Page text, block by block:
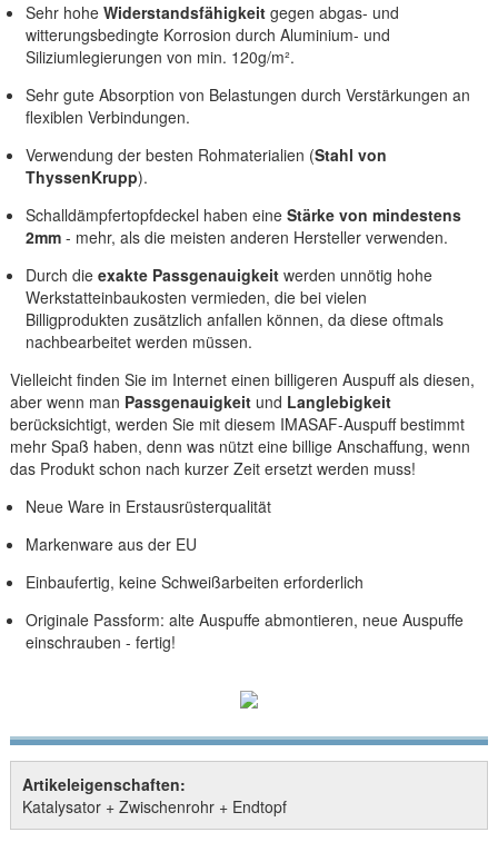
Sehr hohe Widerstandsfähigkeit gegen abgas- und
witterungsbedingte Korrosion durch Aluminium- und
Siliziumlegierungen von min. 120g/m².
Sehr gute Absorption von Belastungen durch Verstärkungen an
flexiblen Verbindungen.
Verwendung der besten Rohmaterialien (Stahl von
ThyssenKrupp).
Schalldämpfertopfdeckel haben eine Stärke von mindestens
2mm- mehr, als die meisten anderen Hersteller verwenden.
Durch dieexakte Passgenauigkeitwerden unnötig hohe
Werkstatteinbaukosten vermieden, die bei vielen
Billigprodukten zusätzlich anfallen können, da diese oftmals
nachbearbeitet werden müssen.
Vielleicht finden Sie im Internet einen billigeren Auspuff als diesen,
aber wenn man Passgenauigkeit und Langlebigkeit
berücksichtigt, werden Sie mit diesem IMASAF-Auspuff bestimmt
mehr Spaß haben, denn was nützt eine billige Anschaffung, wenn
das Produkt schon nach kurzer Zeit ersetzt werden muss!
Neue Ware in Erstausrüsterqualität
Markenware aus der EU
Einbaufertig, keine Schweißarbeiten erforderlich
Originale Passform: alte Auspuffe abmontieren, neue Auspuffe
einschrauben - fertig!
Artikeleigenschaften:
Katalysator + Zwischenrohr + Endtopf